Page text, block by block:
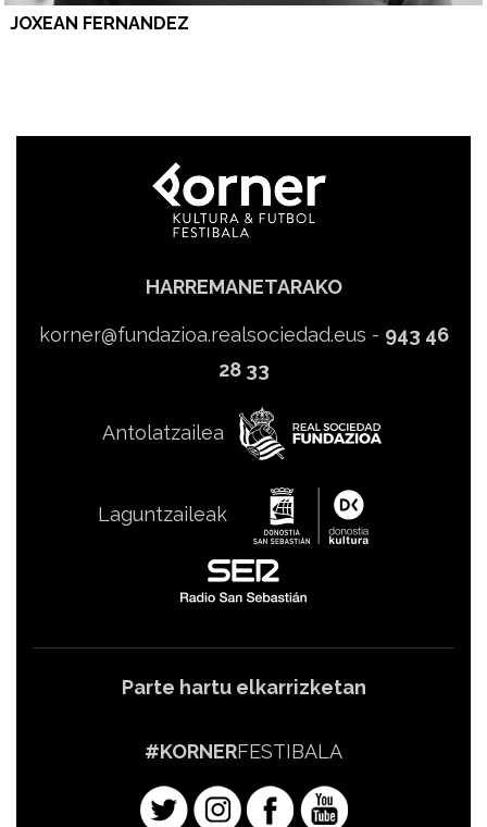
JOXEAN FERNANDEZ
HARREMANETARAKO
korner@fundazioa.realsociedad.eus - 943 46
28 33
Antolatzailea
Laguntzaileak
Parte hartu elkarrizketan
#KORNERFESTIBALA